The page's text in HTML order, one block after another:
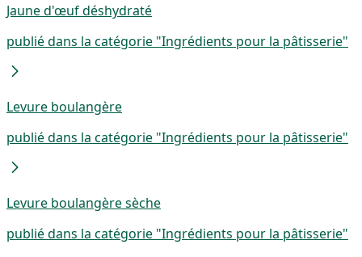
Jaune d'œuf déshydraté
publié dans la catégorie "Ingrédients pour la pâtisserie"
Levure boulangère
publié dans la catégorie "Ingrédients pour la pâtisserie"
Levure boulangère sèche
publié dans la catégorie "Ingrédients pour la pâtisserie"